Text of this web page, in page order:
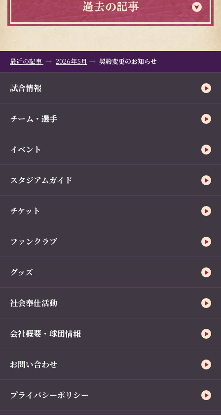
過去の記事
最近の記事 2026年5月 契約変更のお知らせ
試合情報
チーム・選手
イベント
スタジアムガイド
チケット
ファンクラブ
グッズ
社会奉仕活動
会社概要・球団情報
お問い合わせ
プライバシーポリシー